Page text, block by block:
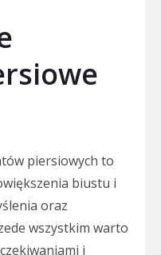
piersiowych to
biustu i
oraz
wszystkim warto
i